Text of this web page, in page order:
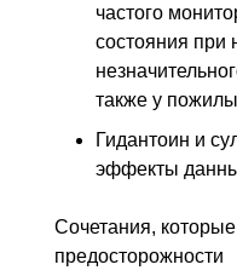
частого
состояния при
также у
Гидантоин и
эффекты
Сочетания,
предосторожности